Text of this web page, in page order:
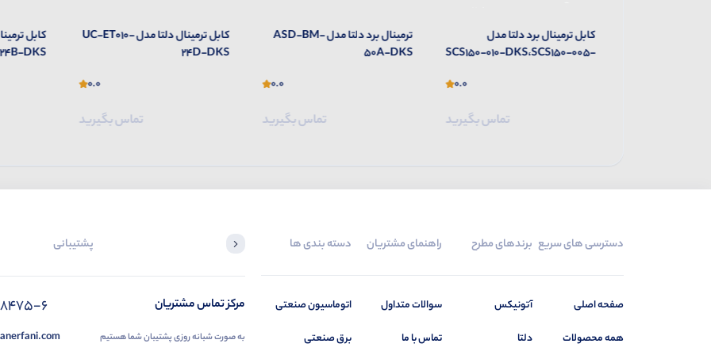
کابل ترمینال برد دلتا مدل
SCS150-010-DKS،SCS150-005-
0.0
تماس بگیرید
ترمینال برد دلتا مدل ASD-BM-
50A-DKS
0.0
تماس بگیرید
کابل ترمینال دلتا مدل UC-ET010-
24D-DKS
0.0
تماس بگیرید
24B-DKS
دسترسی های سریع
صفحه اصلی
همه محصولات
برندهای مطرح
آتونیکس
دلتا
راهنمای مشتریان
سوالات متداول
تماس با ما
دسته بندی ها
اتوماسیون صنعتی
برق صنعتی
پشتیبانی
مرکز تماس مشتریان
به صورت شبانه روزی پشتیبان شما هستیم
6